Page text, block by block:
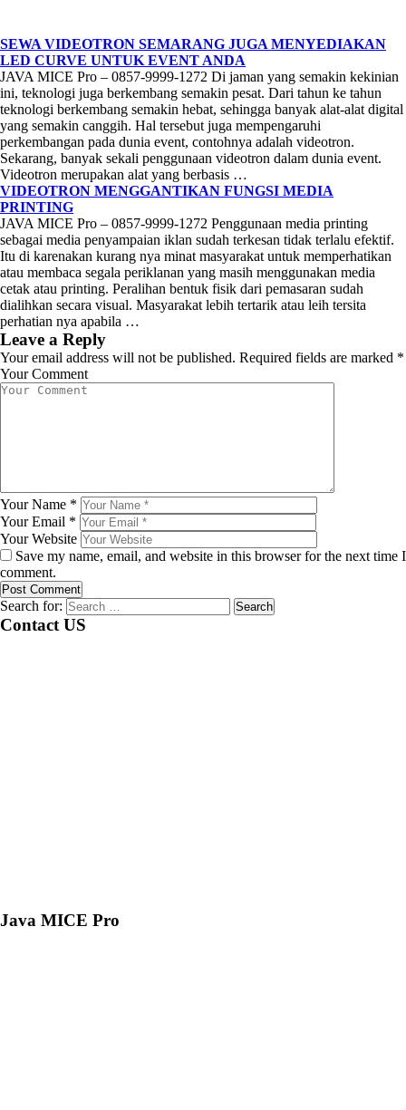
SEWA VIDEOTRON SEMARANG JUGA MENYEDIAKAN
LED CURVE UNTUK EVENT ANDA
JAVA MICE Pro – 0857-9999-1272 Di jaman yang semakin kekinian
ini, teknologi juga berkembang semakin pesat. Dari tahun ke tahun
teknologi berkembang semakin hebat, sehingga banyak alat-alat digital
yang semakin canggih. Hal tersebut juga mempengaruhi
perkembangan pada dunia event, contohnya adalah videotron.
Sekarang, banyak sekali penggunaan videotron dalam dunia event.
Videotron merupakan alat yang berbasis …
VIDEOTRON MENGGANTIKAN FUNGSI MEDIA
PRINTING
JAVA MICE Pro – 0857-9999-1272 Penggunaan media printing
sebagai media penyampaian iklan sudah terkesan tidak terlalu efektif.
Itu di karenakan kurang nya minat masyarakat untuk memperhatikan
atau membaca segala periklanan yang masih menggunakan media
cetak atau printing. Peralihan bentuk fisik dari pemasaran sudah
dialihkan secara visual. Masyarakat lebih tertarik atau leih tersita
perhatian nya apabila …
Leave a Reply
Your email address will not be published. Required fields are marked *
Your Comment
Your Name *
Your Email *
Your Website
Save my name, email, and website in this browser for the next time I
comment.
Search for:
Contact US
Java MICE Pro